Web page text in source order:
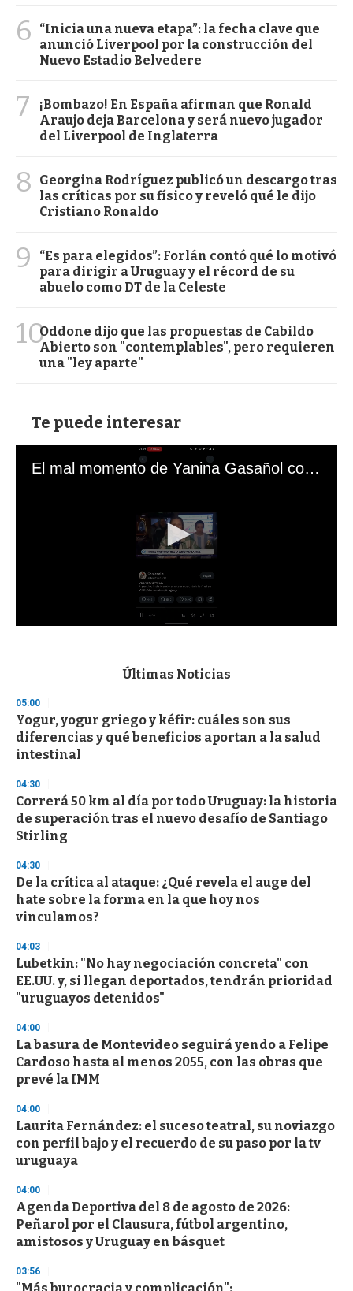
6
“Inicia una nueva etapa”: la fecha clave que
anunció Liverpool por la construcción del
Nuevo Estadio Belvedere
7
¡Bombazo! En España afirman que Ronald
Araujo deja Barcelona y será nuevo jugador
del Liverpool de Inglaterra
8
Georgina Rodríguez publicó un descargo tras
las críticas por su físico y reveló qué le dijo
Cristiano Ronaldo
9
“Es para elegidos”: Forlán contó qué lo motivó
para dirigir a Uruguay y el récord de su
abuelo como DT de la Celeste
10Oddone dijo que las propuestas de Cabildo
Abierto son "contemplables", pero requieren
una "ley aparte"
Te puede interesar
El mal momento de Yanina Gasañol con un hincha argentino en "Subrayado"
s
d
s
o
f
3
s
e
c
o
n
Últimas Noticias
05:00
Yogur, yogur griego y kéfir: cuáles son sus
diferencias y qué beneficios aportan a la salud
intestinal
04:30
Correrá 50 km al día por todo Uruguay: la historia
de superación tras el nuevo desafío de Santiago
Stirling
04:30
De la crítica al ataque: ¿Qué revela el auge del
hate sobre la forma en la que hoy nos
vinculamos?
04:03
Lubetkin: "No hay negociación concreta" con
EE.UU. y, si llegan deportados, tendrán prioridad
"uruguayos detenidos"
04:00
La basura de Montevideo seguirá yendo a Felipe
Cardoso hasta al menos 2055, con las obras que
prevé la IMM
04:00
Laurita Fernández: el suceso teatral, su noviazgo
con perfil bajo y el recuerdo de su paso por la tv
uruguaya
04:00
Agenda Deportiva del 8 de agosto de 2026:
Peñarol por el Clausura, fútbol argentino,
amistosos y Uruguay en básquet
03:56